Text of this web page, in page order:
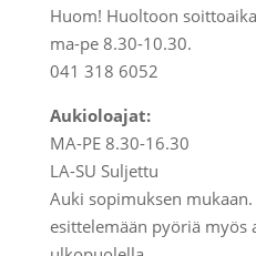
Huom! Huoltoon
ma-pe 8.30-10.30.
041 318 6052
Aukioloajat:
MA-PE 8.30-16.30
LA-SU Suljettu
Auki sopimuksen
esittelemään pyöriä myös